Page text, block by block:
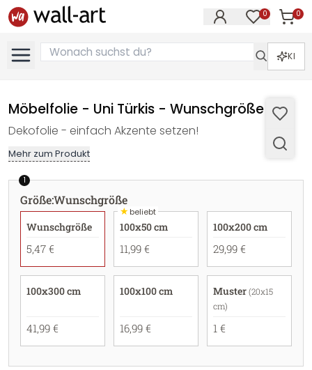
0 0
KI
Möbelfolie - Uni Türkis - Wunschgröße
Dekofolie - einfach Akzente setzen!
Mehr zum Produkt
1
Größe:Wunschgröße
Wunschgröße
5,47 €
★beliebt
100x50 cm
11,99 €
100x200 cm
29,99 €
100x300 cm
41,99 €
100x100 cm
16,99 €
Muster (20x15
cm)
1 €